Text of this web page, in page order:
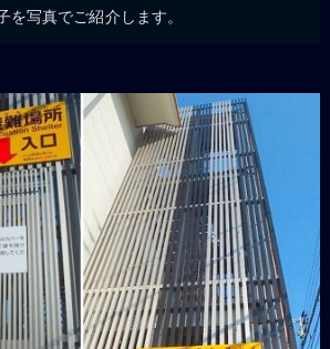
を写真でご紹介します。